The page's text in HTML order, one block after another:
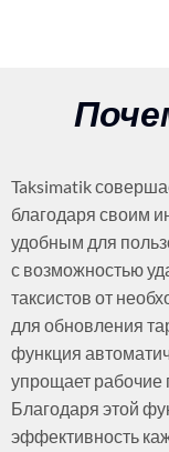
Taksimatik
благодаря своим
удобным для
с возможностью
таксистов от
для обновления
функция
упрощает
Благодаря этой
эффективность